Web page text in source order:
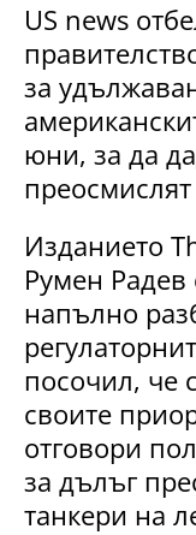
US news
за
юни, за да
преосмислят
Изданието
Румен Радев
напълно
посочил, че
своите
отговори
за дълъг
танкери на